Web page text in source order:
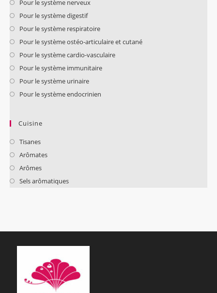
Pour le système nerveux
Pour le système digestif
Pour le système respiratoire
Pour le système ostéo-articulaire et cutané
Pour le système cardio-vasculaire
Pour le système immunitaire
Pour le système urinaire
Pour le système endocrinien
Cuisine
Tisanes
Arômates
Arômes
Sels arômatiques